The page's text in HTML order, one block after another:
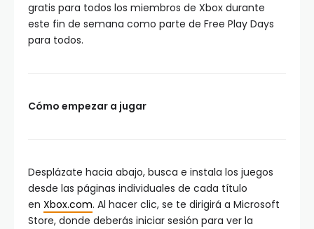
gratis para todos los miembros de Xbox durante
este fin de semana como parte de Free Play Days
para todos.
Cómo empezar a jugar
Desplázate hacia abajo, busca e instala los juegos
desde las páginas individuales de cada título
en Xbox.com. Al hacer clic, se te dirigirá a Microsoft
Store, donde deberás iniciar sesión para ver la